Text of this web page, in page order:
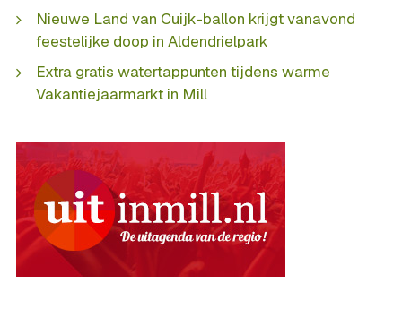
Nieuwe Land van Cuijk-ballon krijgt vanavond
feestelijke doop in Aldendrielpark
Extra gratis watertappunten tijdens warme
Vakantiejaarmarkt in Mill